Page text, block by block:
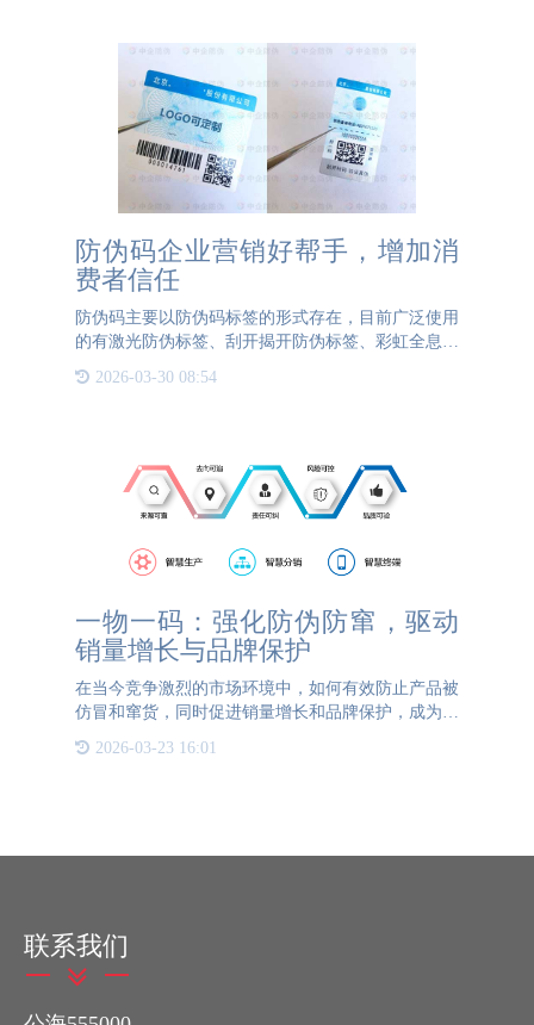
防伪码企业营销好帮手，增加消
费者信任
防伪码主要以防伪码标签的形式存在，目前广泛使用
的有激光防伪标签、刮开揭开防伪标签、彩虹全息防
可以直接做在合格证或吊牌上，有些可以直接使用喷
2026-03-30 08:54
一物一码：强化防伪防窜，驱动
销量增长与品牌保护
在当今竞争激烈的市场环境中，如何有效防止产品被
仿冒和窜货，同时促进销量增长和品牌保护，成为众
多企业面临的重大挑战。一物一码技术的出现，为解
决这些问题提供了创新性的解决方案。 一物一码，
2026-03-23 16:01
联系我们